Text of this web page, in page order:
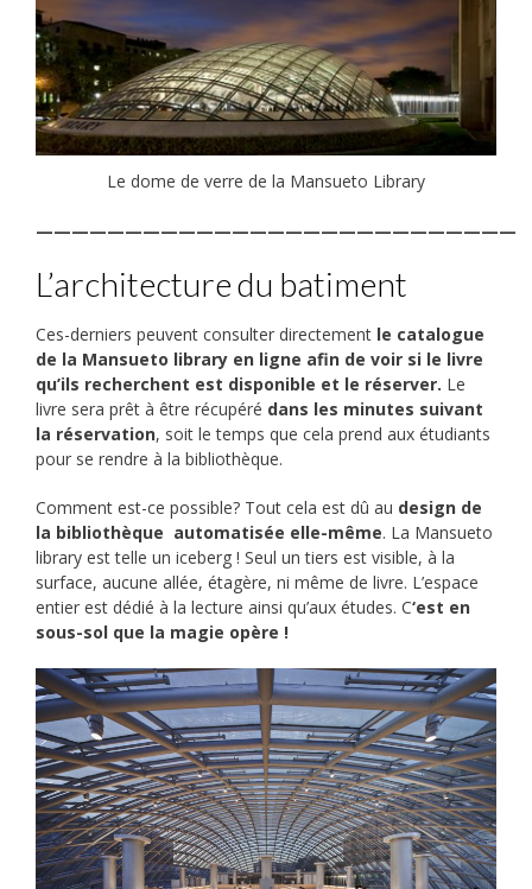
Le dome de verre de la Mansueto Library
———————————————————————————
L’architecture du batiment
Ces-derniers peuvent consulter directement le catalogue
de la Mansueto library en ligne afin de voir si le livre
qu’ils recherchent est disponible et le réserver. Le
livre sera prêt à être récupéré dans les minutes suivant
la réservation, soit le temps que cela prend aux étudiants
pour se rendre à la bibliothèque.
Comment est-ce possible? Tout cela est dû au design de
la bibliothèque automatisée elle-même. La Mansueto
library est telle un iceberg ! Seul un tiers est visible, à la
surface, aucune allée, étagère, ni même de livre. L’espace
entier est dédié à la lecture ainsi qu’aux études. C‘est en
sous-sol que la magie opère !